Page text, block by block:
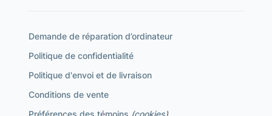
Demande de réparation d’ordinateur
Politique de confidentialité
Politique d'envoi et de livraison
Conditions de vente